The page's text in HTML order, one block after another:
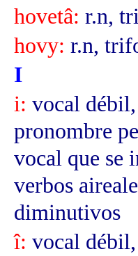
hovetâ: r.n,
hovy: r.n,
I
i: vocal débil,
pronombre
vocal que se
verbos
diminutivos
î: vocal